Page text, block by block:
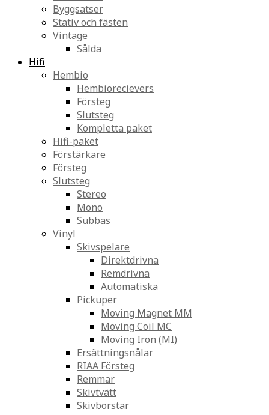
Byggsatser
Stativ och fästen
Vintage
Sålda
Hifi
Hembio
Hembiorecievers
Försteg
Slutsteg
Kompletta paket
Hifi-paket
Förstärkare
Försteg
Slutsteg
Stereo
Mono
Subbas
Vinyl
Skivspelare
Direktdrivna
Remdrivna
Automatiska
Pickuper
Moving Magnet MM
Moving Coil MC
Moving Iron (MI)
Ersättningsnålar
RIAA Försteg
Remmar
Skivtvätt
Skivborstar